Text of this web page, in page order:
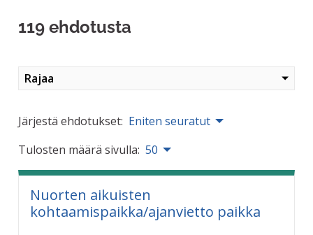
119 ehdotusta
Rajaa
Järjestä ehdotukset: Eniten seuratut
Tulosten määrä sivulla: 50
Nuorten aikuisten
kohtaamispaikka/ajanvietto paikka